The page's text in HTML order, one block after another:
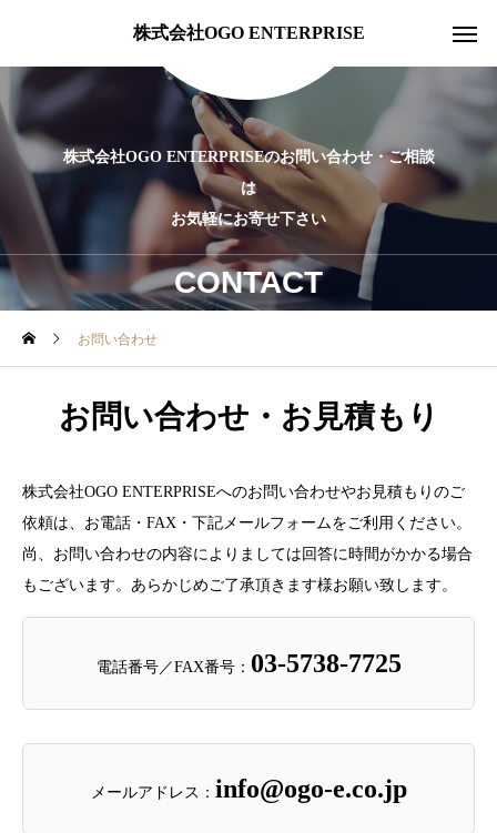
株式会社OGO ENTERPRISE
株式会社OGO ENTERPRISEのお問い合わせ・ご相談
は
お気軽にお寄せ下さい
CONTACT
お問い合わせ
お問い合わせ・お見積もり
株式会社OGO ENTERPRISEへのお問い合わせやお見積もりのご
依頼は、お電話・FAX・下記メールフォームをご利用ください。
尚、お問い合わせの内容によりましては回答に時間がかかる場合
もございます。あらかじめご了承頂きます様お願い致します。
電話番号／FAX番号： 03-5738-7725
メールアドレス： info@ogo-e.co.jp